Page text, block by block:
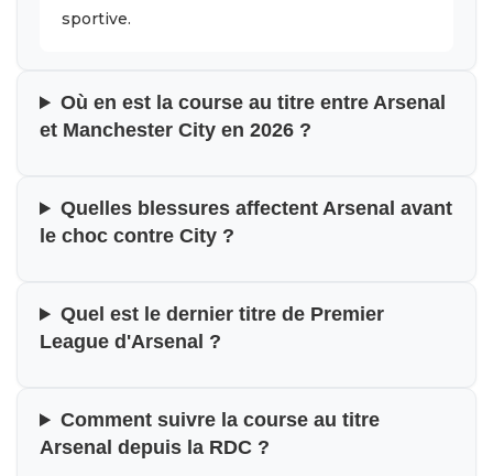
sportive.
Où en est la course au titre entre Arsenal
et Manchester City en 2026 ?
Quelles blessures affectent Arsenal avant
le choc contre City ?
Quel est le dernier titre de Premier
League d'Arsenal ?
Comment suivre la course au titre
Arsenal depuis la RDC ?